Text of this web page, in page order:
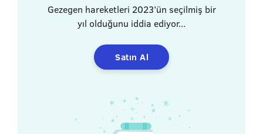
Gezegen hareketleri 2023’ün seçilmiş bir
yıl olduğunu iddia ediyor...
Satın Al